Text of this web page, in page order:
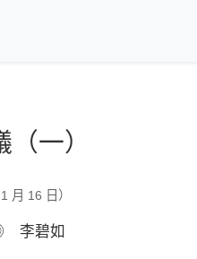
一）
月 16 日）
碧如